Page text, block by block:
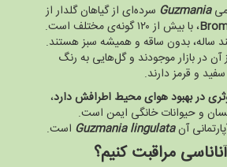
Guzmania سرده‌ای از گیاهان گلدار از
، با بیش از ۱۲۰ گونه‌ی مختلف است.
ساله، بدون ساقه و همیشه سبز هستند.
در بازار موجودند و گل‌هایی به رنگ
و قرمز دارند.
در بهبود هوای محیط اطرافش دارد،
و حیوانات خانگی ایمن است.
آنGuzmania lingulata است.
مراقبت کنیم؟